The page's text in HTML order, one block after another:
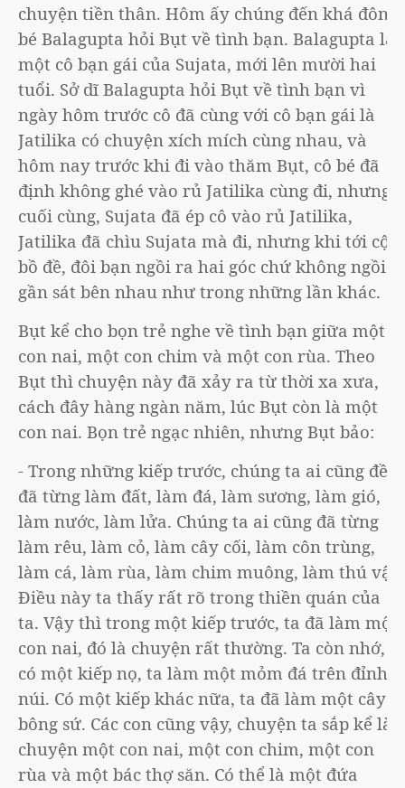
chuyện tiền thân. Hôm ấy chúng đến khá đông,
bé Balagupta hỏi Bụt về tình bạn. Balagupta là
một cô bạn gái của Sujata, mới lên mười hai
tuổi. Sở dĩ Balagupta hỏi Bụt về tình bạn vì
ngày hôm trước cô đã cùng với cô bạn gái là
Jatilika có chuyện xích mích cùng nhau, và
hôm nay trước khi đi vào thăm Bụt, cô bé đã
định không ghé vào rủ Jatilika cùng đi, nhưng
cuối cùng, Sujata đã ép cô vào rủ Jatilika,
Jatilika đã chìu Sujata mà đi, nhưng khi tới cội
bồ đề, đôi bạn ngồi ra hai góc chứ không ngồi
gần sát bên nhau như trong những lần khác.
Bụt kể cho bọn trẻ nghe về tình bạn giữa một
con nai, một con chim và một con rùa. Theo
Bụt thì chuyện này đã xảy ra từ thời xa xưa,
cách đây hàng ngàn năm, lúc Bụt còn là một
con nai. Bọn trẻ ngạc nhiên, nhưng Bụt bảo:
- Trong những kiếp trước, chúng ta ai cũng đều
đã từng làm đất, làm đá, làm sương, làm gió,
làm nước, làm lửa. Chúng ta ai cũng đã từng
làm rêu, làm cỏ, làm cây cối, làm côn trùng,
làm cá, làm rùa, làm chim muông, làm thú vật.
Điều này ta thấy rất rõ trong thiền quán của
ta. Vậy thì trong một kiếp trước, ta đã làm một
con nai, đó là chuyện rất thường. Ta còn nhớ,
có một kiếp nọ, ta làm một mỏm đá trên đỉnh
núi. Có một kiếp khác nữa, ta đã làm một cây
bông sứ. Các con cũng vậy, chuyện ta sắp kể là
chuyện một con nai, một con chim, một con
rùa và một bác thợ săn. Có thể là một đứa